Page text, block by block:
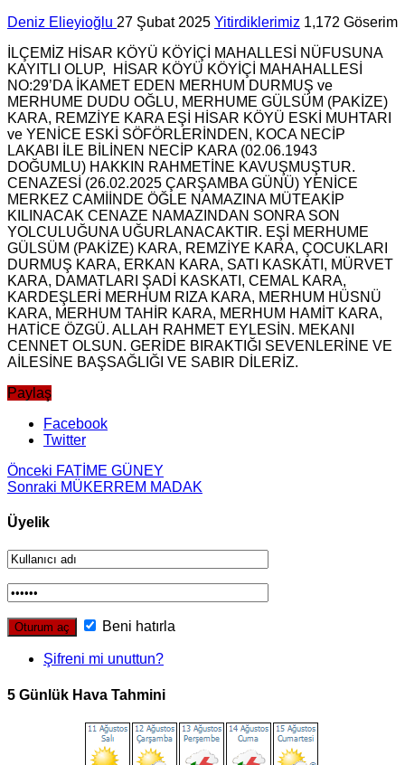
Deniz Elieyioğlu 27 Şubat 2025 Yitirdiklerimiz 1,172 Göserim
İLÇEMİZ HİSAR KÖYÜ KÖYİÇİ MAHALLESİ NÜFUSUNA
KAYITLI OLUP, HİSAR KÖYÜ KÖYİÇİ MAHAHALLESİ
NO:29’DA İKAMET EDEN MERHUM DURMUŞ ve
MERHUME DUDU OĞLU, MERHUME GÜLSÜM (PAKİZE)
KARA, REMZİYE KARA EŞİ HİSAR KÖYÜ ESKİ MUHTARI
ve YENİCE ESKİ SÖFÖRLERİNDEN, KOCA NECİP
LAKABI İLE BİLİNEN NECİP KARA (02.06.1943
DOĞUMLU) HAKKIN RAHMETİNE KAVUŞMUŞTUR.
CENAZESİ (26.02.2025 ÇARŞAMBA GÜNÜ) YENİCE
MERKEZ CAMİİNDE ÖĞLE NAMAZINA MÜTEAKİP
KILINACAK CENAZE NAMAZINDAN SONRA SON
YOLCULUĞUNA UĞURLANACAKTIR. EŞİ MERHUME
GÜLSÜM (PAKİZE) KARA, REMZİYE KARA, ÇOCUKLARI
DURMUŞ KARA, ERKAN KARA, SATI KASKATI, MÜRVET
KARA, DAMATLARI ŞADİ KASKATI, CEMAL KARA,
KARDEŞLERİ MERHUM RIZA KARA, MERHUM HÜSNÜ
KARA, MERHUM TAHİR KARA, MERHUM HAMİT KARA,
HATİCE ÖZGÜ. ALLAH RAHMET EYLESİN. MEKANI
CENNET OLSUN. GERİDE BIRAKTIĞI SEVENLERİNE VE
AİLESİNE BAŞSAĞLIĞI VE SABIR DİLERİZ.
Paylaş
Facebook
Twitter
Önceki FATİME GÜNEY
Sonraki MÜKERREM MADAK
Üyelik
Beni hatırla
Şifreni mi unuttun?
5 Günlük Hava Tahmini